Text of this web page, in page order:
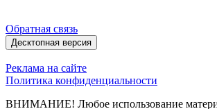
Обратная связь
Десктопная версия
Реклама на сайте
Политика конфиденциальности
ВНИМАНИЕ! Любое использование